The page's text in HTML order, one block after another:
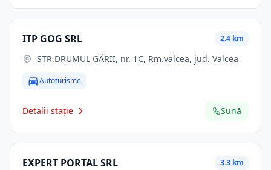
ITP GOG SRL 2.4 km
STR.DRUMUL GĂRII, nr. 1C, Rm.valcea, jud. Valcea
Autoturisme
Detalii stație Sună
EXPERT PORTAL SRL 3.3 km